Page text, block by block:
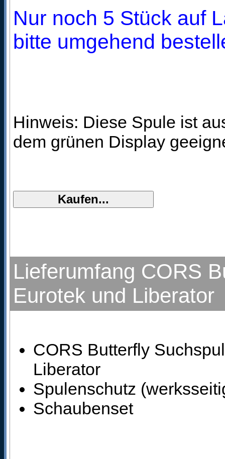
Nur noch 5 Stück auf
bitte umgehend
Hinweis: Diese Spule ist
dem grünen Display
Lieferumfang CORS
Eurotek und Liberator
CORS Butterfly
Liberator
Spulenschutz
Schaubenset